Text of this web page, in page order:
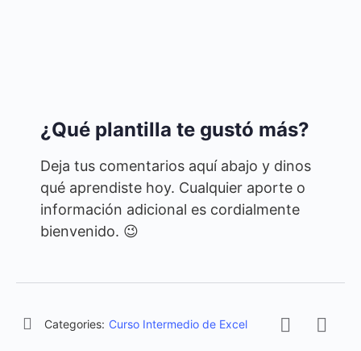
¿Qué plantilla te gustó más?
Deja tus comentarios aquí abajo y dinos
qué aprendiste hoy. Cualquier aporte o
información adicional es cordialmente
bienvenido. 😉
Categories: Curso Intermedio de Excel